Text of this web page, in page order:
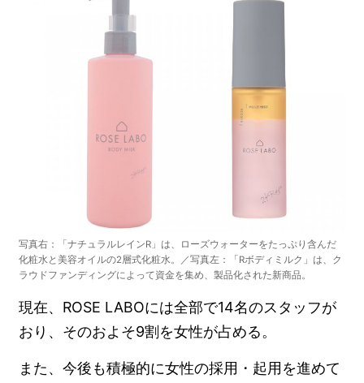
写真右：「ナチュラルレインR」は、ローズウォーターをたっぷり含んだ
化粧水と美容オイルの2層式化粧水。／写真左：「Rボディミルク」は、ク
ラウドファンディングによって資金を集め、製品化された新商品。
現在、ROSE LABOには全部で14名のスタッフが
おり、そのおよそ9割を女性が占める。
また、今後も積極的に女性の採用・起用を進めて